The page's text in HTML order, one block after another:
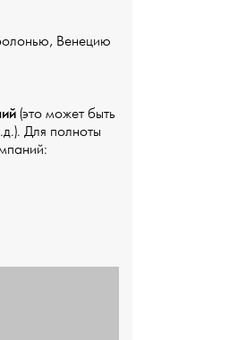
Венецию
(это может быть
Для полноты